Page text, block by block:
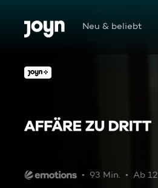
Zum Inhalt springen
Barrierefrei Neu & beliebt
Affäre zu dritt
93 Min. Ab 12